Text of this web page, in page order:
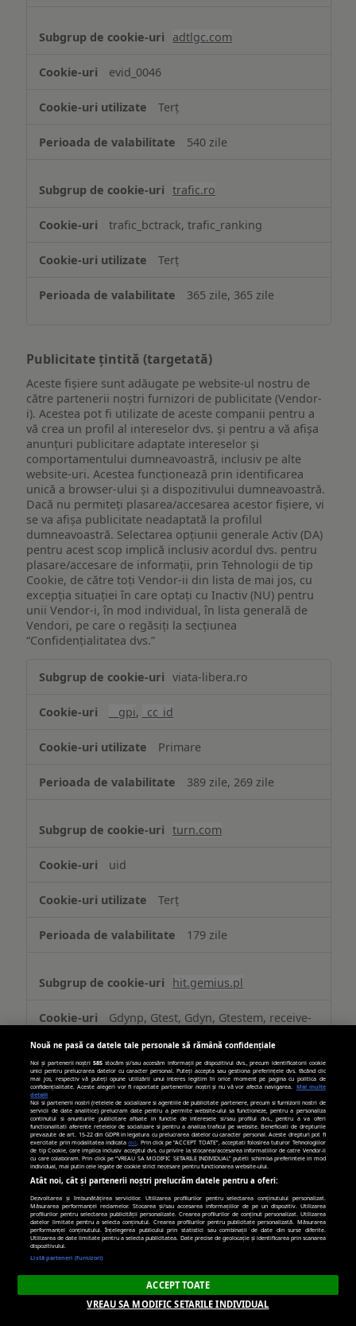
adtlgc.com
evid_0046
Terț
540 zile
trafic.ro
trafic_bctrack, trafic_ranking
Terț
365 zile, 365 zile
Publicitate țintită (targetată)
Aceste fișiere sunt adăugate pe website-ul nostru de
către partenerii noștri furnizori de publicitate (Vendor-
i). Acestea pot fi utilizate de aceste companii pentru a
vă crea un profil al intereselor dvs. și pentru a vă afișa
anunțuri publicitare adaptate intereselor și
comportamentului dumneavoastră, inclusiv pe alte
website-uri. Acestea funcționează prin identificarea
unică a browser-ului și a dispozitivului dumneavoastră.
Dacă nu permiteți plasarea/accesarea acestor fișiere, vi
se va afișa publicitate neadaptată la profilul
dumneavoastră. Selectarea opțiunii generale Activ (DA)
pentru acest scop implică inclusiv acordul dvs. pentru
plasare/accesare de informații, prin Tehnologii de tip
Cookie, de către toți Vendor-ii din lista de mai jos, cu
excepția situației în care optați cu Inactiv (NU) pentru
unii Vendor-i, în mod individual, în lista generală de
Vendori, pe care o regăsiți la secțiunea
“Confidențialitatea dvs.”
țintită
viata-libera.ro
__gpi, _cc_id
Primare
389 zile, 269 zile
turn.com
uid
Terț
179 zile
hit.gemius.pl
Gdynp, Gtest, Gdyn, Gtestem, receive-
Terț
394 zile, 6 zile, 394 zile,
Câteva secunde, 394 zile
casalemedia.com
CMPRO, CMID, CMPS
Terț
Nouă ne pasă ca datele tale personale să rămână confidențiale
Noi și partenerii noștri585 stocăm și/sau accesăm informații pe dispozitivul dvs., precum identificatorii cookie
unici pentru prelucrarea datelor cu caracter personal. Puteți accepta sau gestiona preferințele dvs. făcând clic
mai jos, respectiv vă puteți opune utilizării unui interes legitim în orice moment pe pagina cu politica de
confidențialitate. Aceste alegeri vor fi raportate partenerilor noștri și nu vă vor afecta navigarea.
Mai multe
detalii
Noi si partenerii nostri (retelele de socializare si agentiile de publicitate partenere, precum si furnizorii nostri de
servicii de date analitice) prelucram date pentru a permite website-ului sa functioneze, pentru a personaliza
continutul si anunturile publicitare afisate in functie de interesele si/sau profilul dvs., pentru a va oferi
functionalitati aferente retelelor de socializare si pentru a analiza traficul pe website. Beneficiati de drepturile
prevazute de art. 15-22 din GDPR in legatura cu prelucrarea datelor cu caracter personal. Aceste drepturi pot fi
exercitate prin modalitatea indicataaici . Prin click pe “ACCEPT TOATE”, acceptati folosirea tuturor Tehnologiilor
de tip Cookie, care implica inclusiv acceptul dvs. cu privire la stocarea/accesarea informatiilor de catre Vendor-ii
cu care colaboram. Prin click pe “VREAU SA MODIFIC SETARILE INDIVIDUAL” puteti schimba preferintele in mod
individual, mai putin cele legate de cookie strict necesare pentru functionarea website-ului.
Atât noi, cât și partenerii noștri prelucrăm datele pentru a oferi:
Dezvoltarea și îmbunătățirea serviciilor. Utilizarea profilurilor pentru selectarea conținutului personalizat.
Măsurarea performanței reclamelor. Stocarea și/sau accesarea informațiilor de pe un dispozitiv. Utilizarea
profilurilor pentru selectarea publicității personalizate. Crearea profilurilor de conținut personalizat. Utilizarea
datelor limitate pentru a selecta conținutul. Crearea profilurilor pentru publicitate personalizată. Măsurarea
performanței conținutului. Înțelegerea publicului prin statistici sau combinații de date din surse diferite.
Utilizarea de date limitate pentru a selecta publicitatea. Date precise de geolocație și identificarea prin scanarea
dispozitivului.
Listă parteneri (furnizori)
ACCEPT TOATE
VREAU SA MODIFIC SETARILE INDIVIDUAL